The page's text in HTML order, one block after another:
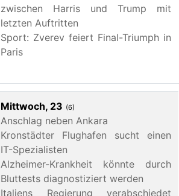
zwischen Harris und Trump mit
letzten Auftritten
Sport: Zverev feiert Final-Triumph in
Paris
Mittwoch, 23 (6)
Anschlag neben Ankara
Kronstädter Flughafen sucht einen
IT-Spezialisten
Alzheimer-Krankheit könnte durch
Bluttests diagnostiziert werden
Italiens Regierung verabschiedet